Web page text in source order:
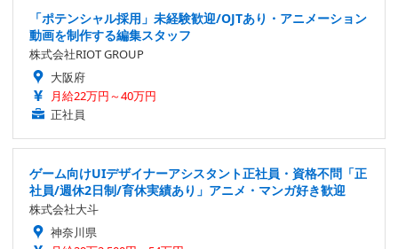
「ポテンシャル採用」未経験歓迎/OJTあり・アニメーション
動画を制作する編集スタッフ
株式会社RIOT GROUP
大阪府
月給22万円～40万円
正社員
ゲーム向けUIデザイナーアシスタント正社員・資格不問「正
社員/週休2日制/育休実績あり」アニメ・マンガ好き歓迎
株式会社大斗
神奈川県